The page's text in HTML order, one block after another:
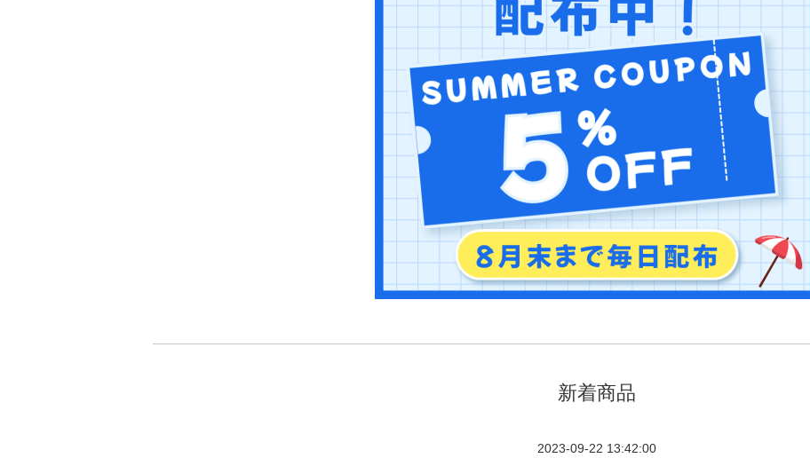
新着商品
2023-09-22 13:42:00